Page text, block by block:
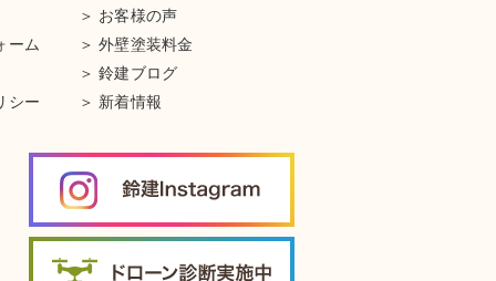
お客様の声
ーム
外壁塗装料金
鈴建ブログ
シー
新着情報